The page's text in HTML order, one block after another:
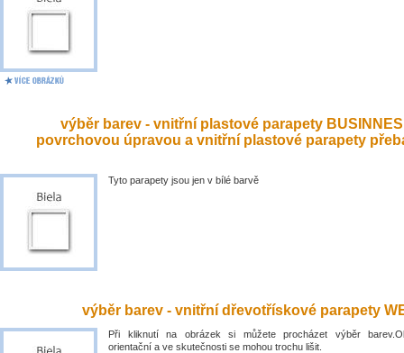
výběr barev - vnitřní plastové parapety
povrchovou úpravou a vnitřní plastové parapety
Tyto parapety jsou jen v bílé barvě
výběr barev - vnitřní dřevotřískové parapety
Při kliknutí na obrázek si můžete procházet výběr
orientační a ve skutečnosti se mohou trochu lišit.